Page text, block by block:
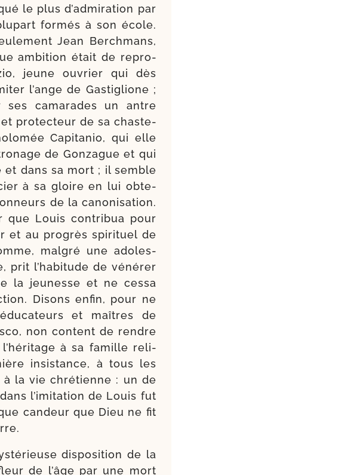
le plus d’admiration par
for­més à son école.
Jean Berchmans,
ambi­tion était de repro­
jeune ouvrier qui dès
l’ange de Gastiglione ;
ses cama­rades un antre
et pro­tec­teur de sa chas­te­
Capitanio, qui elle
de Gonzague et qui
dans sa mort ; il semble
à sa gloire en lui obte­
de la cano­ni­sa­tion.
que Louis contri­bua pour
et au pro­grès spi­ri­tuel de
mal­gré une ado­les­
prit l’habitude de véné­rer
la jeu­nesse et ne ces­sa
Disons enfin, pour ne
et maîtres de
non content de rendre
à sa famille reli­
insis­tance, à tous les
à la vie chré­tienne : un de
l’i­mi­ta­tion de Louis fut
can­deur que Dieu ne fit
dis­po­si­tion de la
de l’âge par une mort